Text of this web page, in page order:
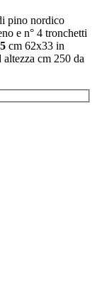
pino nordico
e n° 4 tronchetti
cm 62x33 in
cm 250 da